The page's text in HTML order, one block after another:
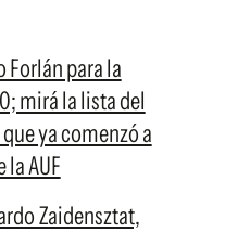
Forlán para la
mirá la lista del
ya comenzó a
AUF
Zaidensztat,